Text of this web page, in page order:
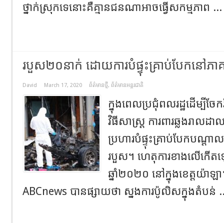
ថ្នាក់ស្រុកទេនោះគឺគ្មានជនណាអាចធ្វើសកម្មភាព
របួស២០នាក់ ដោយការបំផ្ទុះគ្រាប់បែកនៅភា
David March 17, 2020 ព័ត៌មានថ្មី, ព័ត៌មានអន្តរជាតិ
ក្នុងពេលប្រជុំពលរដ្ឋដើម្បី
វិធីសាស្ត្រ ការពារឆ្លងរាលដ
ប្រហារបំផ្ទុះគ្រាប់បែកបណ្តា
របួស។ ហេតុការខាងលើកើត
ឆ្នាំ២០២០ នៅក្នុងខេត្តយ៉ាឡ
ABCnews បានផ្សាយថា ស្នងការប៉ូលិសក្នុងតំបន់